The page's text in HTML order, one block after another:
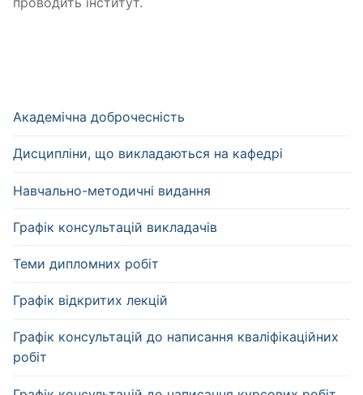
Академічна доброчесність
Дисципліни, що викладаються на кафедрі
Навчально-методичні видання
Графік консультацій викладачів
Теми дипломних робіт
Графік відкритих лекцій
Графік консультацій до написання кваліфікаційних
робіт